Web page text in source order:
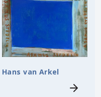
Hans van Arkel